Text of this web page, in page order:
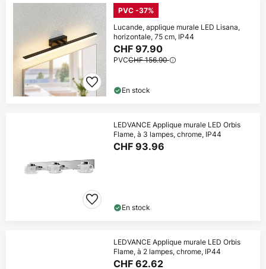
PVC -37%
Lucande, applique murale LED Lisana,
horizontale, 75 cm, IP44
CHF 97.90
PVCCHF 156.90
En stock
LEDVANCE Applique murale LED Orbis
Flame, à 3 lampes, chrome, IP44
CHF 93.96
En stock
LEDVANCE Applique murale LED Orbis
Flame, à 2 lampes, chrome, IP44
CHF 62.62